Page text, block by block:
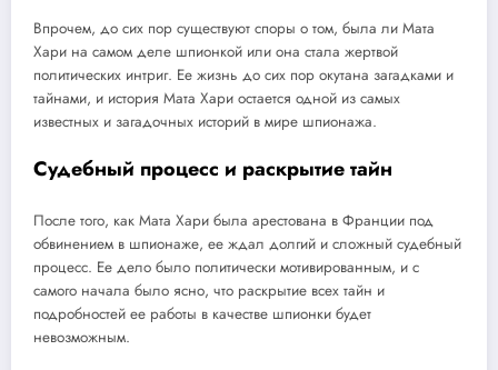
Впрочем, до сих пор существуют споры о том, была ли Мата
Хари на самом деле шпионкой или она стала жертвой
политических интриг. Ее жизнь до сих пор окутана загадками и
тайнами, и история Мата Хари остается одной из самых
известных и загадочных историй в мире шпионажа.
Судебный процесс и раскрытие тайн
После того, как Мата Хари была арестована в Франции под
обвинением в шпионаже, ее ждал долгий и сложный судебный
процесс. Ее дело было политически мотивированным, и с
самого начала было ясно, что раскрытие всех тайн и
подробностей ее работы в качестве шпионки будет
невозможным.